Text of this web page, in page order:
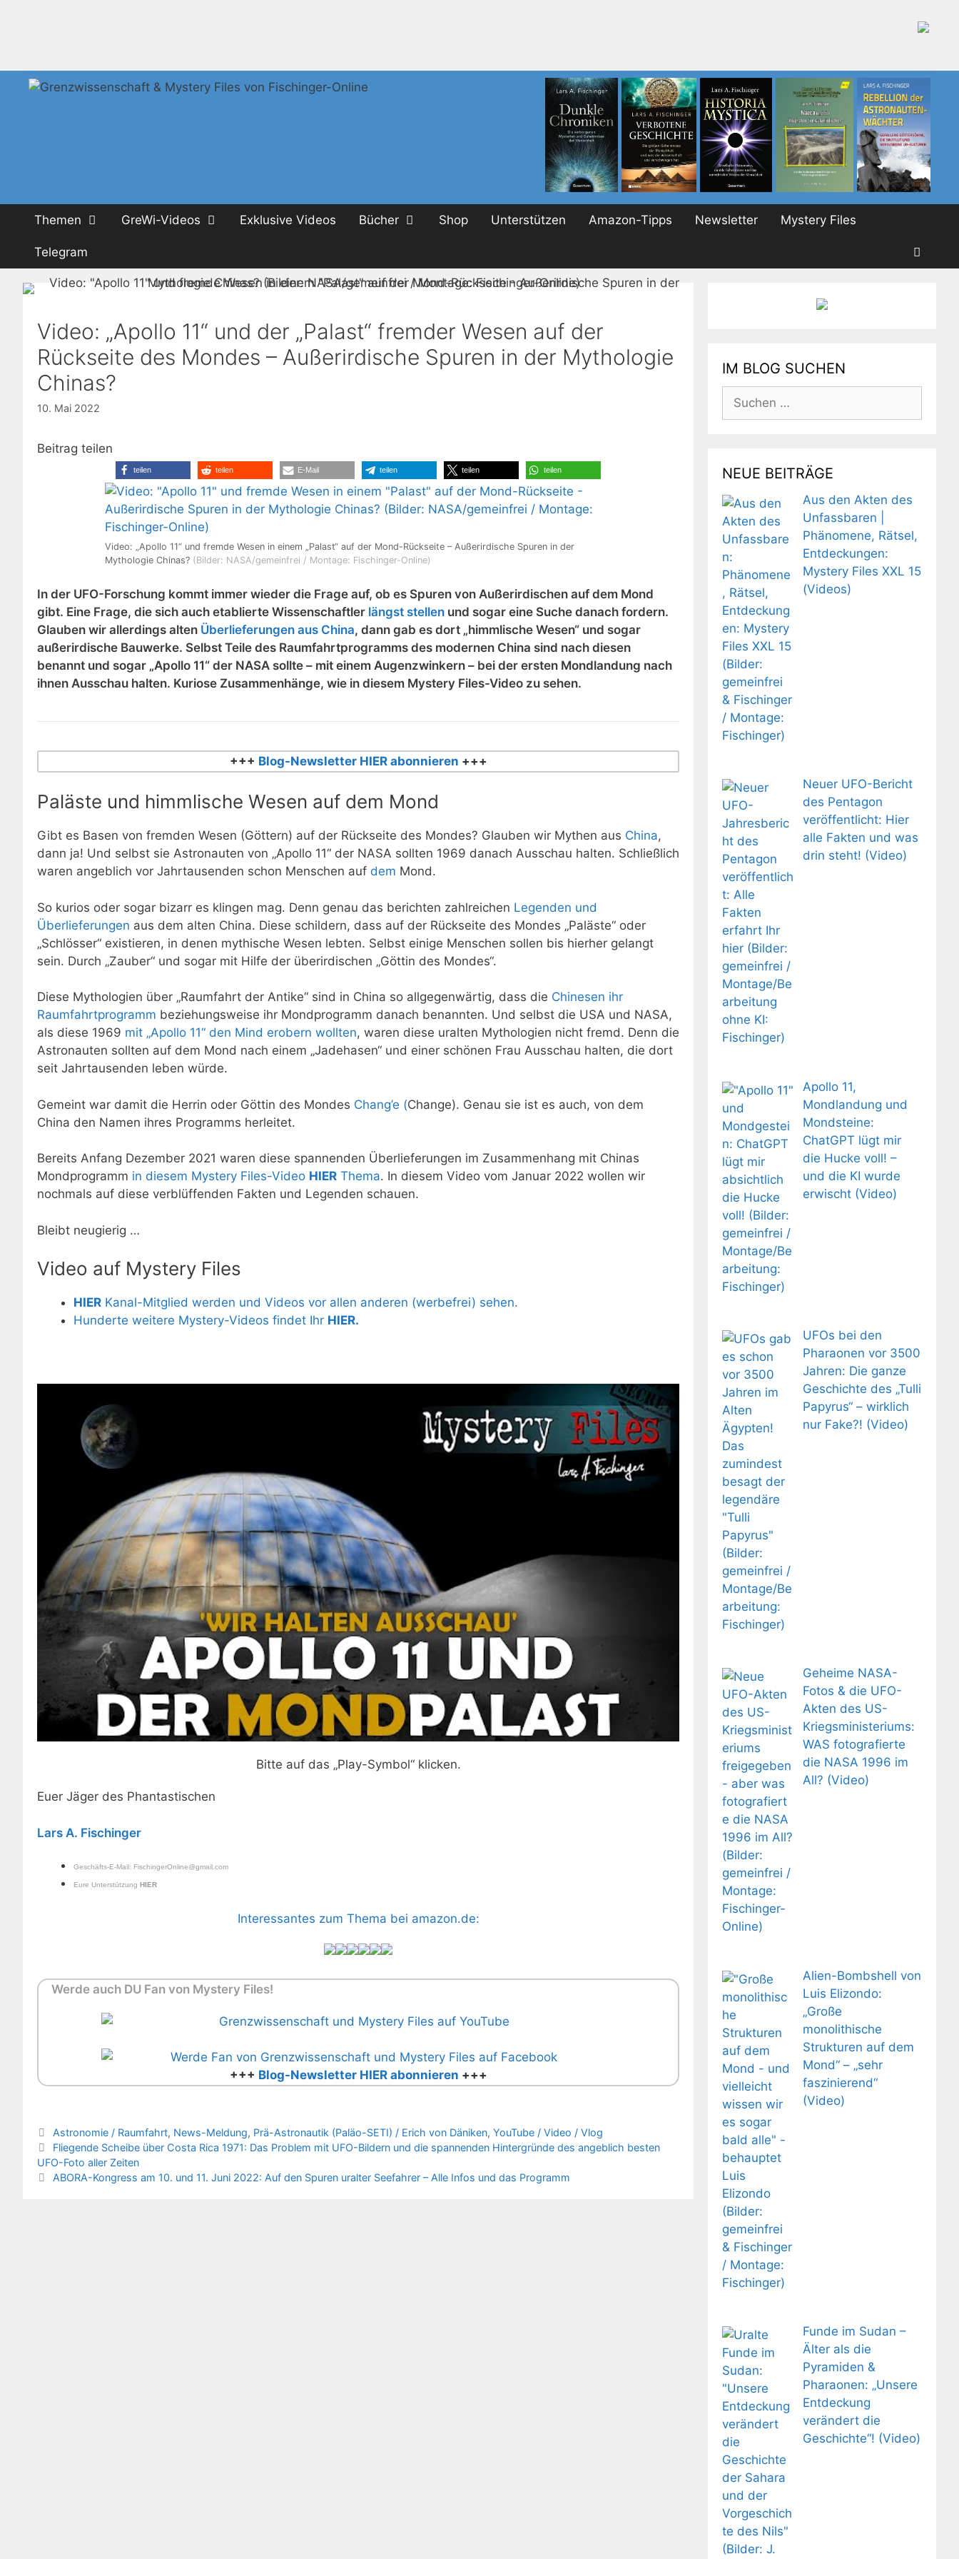
Themen GreWi-Videos Exklusive Videos Bücher Shop Unterstützen Amazon-Tipps Newsletter Mystery Files
Telegram
Video: „Apollo 11“ und der „Palast“ fremder Wesen auf der
Rückseite des Mondes – Außerirdische Spuren in der Mythologie
Chinas?
10. Mai 2022
Beitrag teilen
teilen teilen E-Mail teilen teilen teilen
Video: „Apollo 11“ und fremde Wesen in einem „Palast“ auf der Mond-Rückseite – Außerirdische Spuren in der
Mythologie Chinas? (Bilder: NASA/gemeinfrei / Montage: Fischinger-Online)
In der UFO-Forschung kommt immer wieder die Frage auf, ob es Spuren von Außerirdischen auf dem Mond
gibt. Eine Frage, die sich auch etablierte Wissenschaftler längst stellen und sogar eine Suche danach fordern.
Glauben wir allerdings alten Überlieferungen aus China, dann gab es dort „himmlische Wesen“ und sogar
außerirdische Bauwerke. Selbst Teile des Raumfahrtprogramms des modernen China sind nach diesen
benannt und sogar „Apollo 11“ der NASA sollte – mit einem Augenzwinkern – bei der ersten Mondlandung nach
ihnen Ausschau halten. Kuriose Zusammenhänge, wie in diesem Mystery Files-Video zu sehen.
+++ Blog-Newsletter HIER abonnieren +++
Paläste und himmlische Wesen auf dem Mond
Gibt es Basen von fremden Wesen (Göttern) auf der Rückseite des Mondes? Glauben wir Mythen aus China,
dann ja! Und selbst sie Astronauten von „Apollo 11“ der NASA sollten 1969 danach Ausschau halten. Schließlich
waren angeblich vor Jahrtausenden schon Menschen auf dem Mond.
So kurios oder sogar bizarr es klingen mag. Denn genau das berichten zahlreichen Legenden und
Überlieferungen aus dem alten China. Diese schildern, dass auf der Rückseite des Mondes „Paläste“ oder
„Schlösser“ existieren, in denen mythische Wesen lebten. Selbst einige Menschen sollen bis hierher gelangt
sein. Durch „Zauber“ und sogar mit Hilfe der überirdischen „Göttin des Mondes“.
Diese Mythologien über „Raumfahrt der Antike“ sind in China so allgegenwärtig, dass die Chinesen ihr
Raumfahrtprogramm beziehungsweise ihr Mondprogramm danach benannten. Und selbst die USA und NASA,
als diese 1969 mit „Apollo 11“ den Mind erobern wollten, waren diese uralten Mythologien nicht fremd. Denn die
Astronauten sollten auf dem Mond nach einem „Jadehasen“ und einer schönen Frau Ausschau halten, die dort
seit Jahrtausenden leben würde.
Gemeint war damit die Herrin oder Göttin des Mondes Chang’e (Change). Genau sie ist es auch, von dem
China den Namen ihres Programms herleitet.
Bereits Anfang Dezember 2021 waren diese spannenden Überlieferungen im Zusammenhang mit Chinas
Mondprogramm in diesem Mystery Files-Video HIER Thema. In diesem Video vom Januar 2022 wollen wir
nochmals auf diese verblüffenden Fakten und Legenden schauen.
Bleibt neugierig …
Video auf Mystery Files
HIER Kanal-Mitglied werden und Videos vor allen anderen (werbefrei) sehen.
Hunderte weitere Mystery-Videos findet Ihr HIER.
Bitte auf das „Play-Symbol“ klicken.
Euer Jäger des Phantastischen
Lars A. Fischinger
Geschäfts-E-Mail: FischingerOnline@gmail.com
Eure Unterstützung HIER
Interessantes zum Thema bei amazon.de:
Werde auch DU Fan von Mystery Files!
+++ Blog-Newsletter HIER abonnieren +++
Kategorien
Astronomie / Raumfahrt, News-Meldung, Prä-Astronautik (Paläo-SETI) / Erich von Däniken, YouTube / Video / Vlog
Fliegende Scheibe über Costa Rica 1971: Das Problem mit UFO-Bildern und die spannenden Hintergründe des angeblich besten
UFO-Foto aller Zeiten
ABORA-Kongress am 10. und 11. Juni 2022: Auf den Spuren uralter Seefahrer – Alle Infos und das Programm
IM BLOG SUCHEN
Suchen
nach:
NEUE BEITRÄGE
Aus den Akten des
Unfassbaren |
Phänomene, Rätsel,
Entdeckungen:
Mystery Files XXL 15
(Videos)
Neuer UFO-Bericht
des Pentagon
veröffentlicht: Hier
alle Fakten und was
drin steht! (Video)
Apollo 11,
Mondlandung und
Mondsteine:
ChatGPT lügt mir
die Hucke voll! –
und die KI wurde
erwischt (Video)
UFOs bei den
Pharaonen vor 3500
Jahren: Die ganze
Geschichte des „Tulli
Papyrus“ – wirklich
nur Fake?! (Video)
Geheime NASA-
Fotos & die UFO-
Akten des US-
Kriegsministeriums:
WAS fotografierte
die NASA 1996 im
All? (Video)
Alien-Bombshell von
Luis Elizondo:
„Große
monolithische
Strukturen auf dem
Mond“ – „sehr
faszinierend“
(Video)
Funde im Sudan –
Älter als die
Pyramiden &
Pharaonen: „Unsere
Entdeckung
verändert die
Geschichte“! (Video)